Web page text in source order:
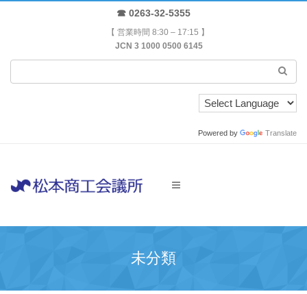
☎ 0263-32-5355
【 営業時間 8:30 – 17:15 】
JCN 3 1000 0500 6145
Powered by Translate
未分類